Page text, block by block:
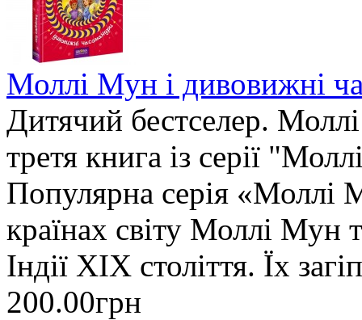
Моллі Мун і дивовижні
Дитячий бестселер.
третя книга із серії
Популярна серія «Моллі
країнах світу Моллі Мун
Індії XIX століття. Їх
200.00грн